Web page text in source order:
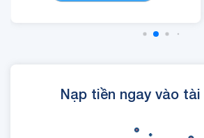
- Cộng 300 RUBY, 01 Mã
Nạp tiền ngay vào tài